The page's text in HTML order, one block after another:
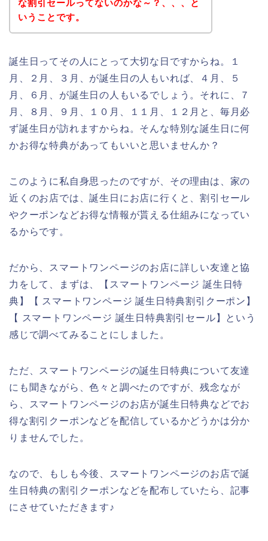
な割引セールってないのかな～？、、、と
いうことです。
誕生日ってその人にとって大切な日ですからね。１
月、２月、３月、が誕生日の人もいれば、４月、５
月、６月、が誕生日の人もいるでしょう。それに、７
月、８月、９月、１０月、１１月、１２月と、毎月必
ず誕生日が訪れますからね。そんな特別な誕生日に何
かお得な特典があってもいいと思いませんか？
このように私自身思ったのですが、その理由は、家の
近くのお店では、誕生日にお店に行くと、割引セール
やクーポンなどお得な情報が貰える仕組みになってい
るからです。
だから、スマートワンページのお店に詳しい友達と協
力をして、まずは、【スマートワンページ 誕生日特
典】【 スマートワンページ 誕生日特典割引クーポン】
【 スマートワンページ 誕生日特典割引セール】という
感じで調べてみることにしました。
ただ、スマートワンページの誕生日特典について友達
にも聞きながら、色々と調べたのですが、残念なが
ら、スマートワンページのお店が誕生日特典などでお
得な割引クーポンなどを配信しているかどうかは分か
りませんでした。
なので、もしも今後、スマートワンページのお店で誕
生日特典の割引クーポンなどを配布していたら、記事
にさせていただきます♪